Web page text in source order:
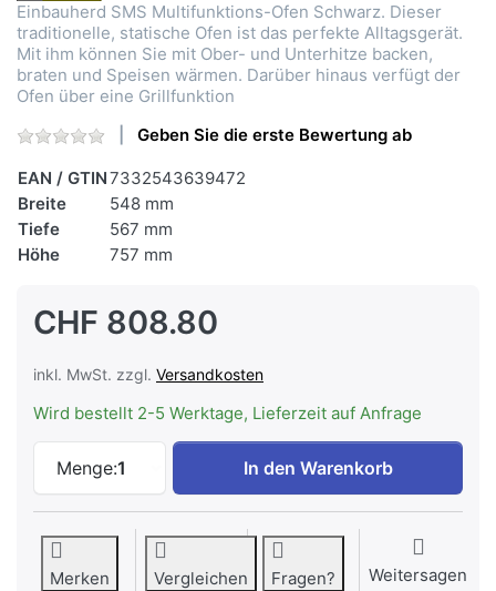
Einbauherd SMS Multifunktions-Ofen Schwarz. Dieser
traditionelle, statische Ofen ist das perfekte Alltagsgerät.
Mit ihm können Sie mit Ober- und Unterhitze backen,
braten und Speisen wärmen. Darüber hinaus verfügt der
Ofen über eine Grillfunktion
Geben Sie die erste Bewertung ab
EAN / GTIN7332543639472
Breite
548 mm
Tiefe
567 mm
Höhe
757 mm
CHF 808.80
inkl. MwSt. zzgl. Versandkosten
Wird bestellt 2-5 Werktage, Lieferzeit auf Anfrage
Menge:1
ELECTROLUX EH7K1SW Einbauherd
In den Warenkorb
Merken Vergleichen Fragen? Weitersagen